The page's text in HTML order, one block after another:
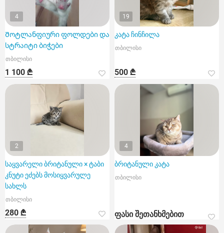
4
Შოტლანფიური ფოლდები და
სტრაიტი ბიჭები
თბილისი
1 100 ₾
19
კატა ჩინჩილა
თბილისი
500 ₾
2
საყვარელი ბრიტანული × ტაბი
კნუტი ეძებს მოსიყვარულე
სახლს
თბილისი
280 ₾
4
ბრიტანული კატა
თბილისი
ფასი შეთანხმებით